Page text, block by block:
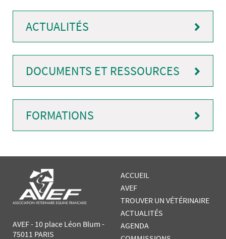
ACTUALITÉS
DOCUMENTS ET RESSOURCES
FORMATIONS
AVEF - 10 place Léon Blum -
75011 PARIS
ACCUEIL
AVEF
TROUVER UN VÉTÉRINAIRE
ACTUALITÉS
AGENDA